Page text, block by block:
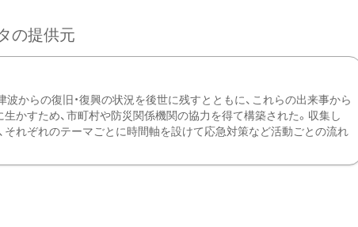
の提供元
からの復旧・復興の状況を後世に残すとともに、これらの出来事から
かすため、市町村や防災関係機関の協力を得て構築された。収集し
それぞれのテーマごとに時間軸を設けて応急対策など活動ごとの流れ